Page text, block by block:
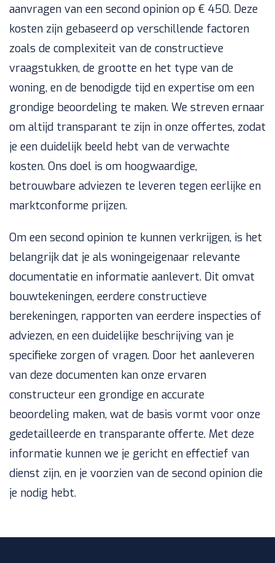
aanvragen van een second opinion op € 450. Deze
kosten zijn gebaseerd op verschillende factoren
zoals de complexiteit van de constructieve
vraagstukken, de grootte en het type van de
woning, en de benodigde tijd en expertise om een
grondige beoordeling te maken. We streven ernaar
om altijd transparant te zijn in onze offertes, zodat
je een duidelijk beeld hebt van de verwachte
kosten. Ons doel is om hoogwaardige,
betrouwbare adviezen te leveren tegen eerlijke en
marktconforme prijzen.
Om een second opinion te kunnen verkrijgen, is het
belangrijk dat je als woningeigenaar relevante
documentatie en informatie aanlevert. Dit omvat
bouwtekeningen, eerdere constructieve
berekeningen, rapporten van eerdere inspecties of
adviezen, en een duidelijke beschrijving van je
specifieke zorgen of vragen. Door het aanleveren
van deze documenten kan onze ervaren
constructeur een grondige en accurate
beoordeling maken, wat de basis vormt voor onze
gedetailleerde en transparante offerte. Met deze
informatie kunnen we je gericht en effectief van
dienst zijn, en je voorzien van de second opinion die
je nodig hebt.